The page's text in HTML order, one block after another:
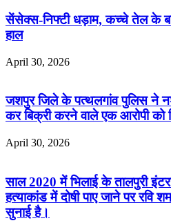
सेंसेक्स-निफ्टी धड़ाम, कच्चे तेल के
हाल
April 30, 2026
जशपुर जिले के पत्थलगांव पुलिस ने
कर बिक्री करने वाले एक आरोपी को
April 30, 2026
साल 2020 में भिलाई के तालपुरी
हत्याकांड में दोषी पाए जाने पर रवि
सुनाई है।